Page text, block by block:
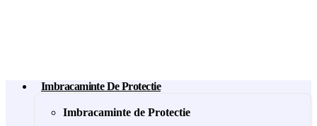
Imbracaminte De Protectie
Imbracaminte de Protectie